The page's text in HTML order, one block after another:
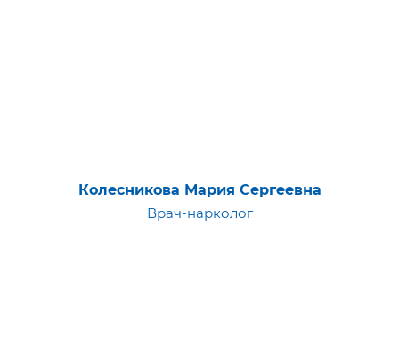
Колесникова Мария Сергеевна
Врач-нарколог